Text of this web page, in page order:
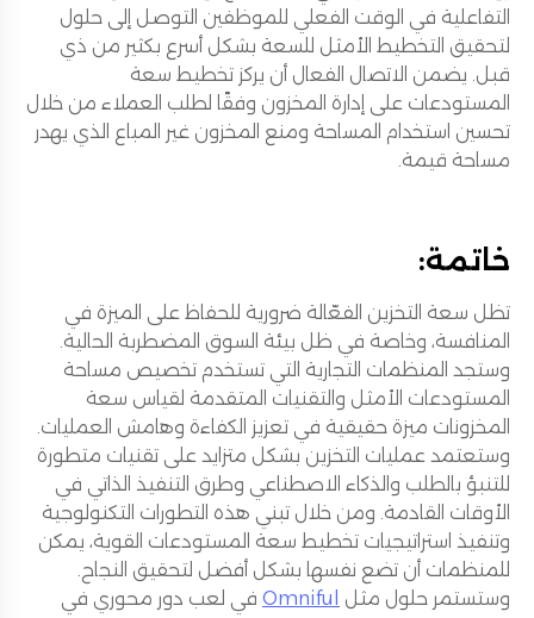
التفاعلية في الوقت الفعلي للموظفين التوصل إلى حلول
لتحقيق التخطيط الأمثل للسعة بشكل أسرع بكثير من ذي
قبل. يضمن الاتصال الفعال أن يركز تخطيط سعة
المستودعات على إدارة المخزون وفقًا لطلب العملاء من خلال
تحسين استخدام المساحة ومنع المخزون غير المباع الذي يهدر
مساحة قيمة.
خاتمة:
تظل سعة التخزين الفعّالة ضرورية للحفاظ على الميزة في
المنافسة، وخاصة في ظل بيئة السوق المضطربة الحالية.
وستجد المنظمات التجارية التي تستخدم تخصيص مساحة
المستودعات الأمثل والتقنيات المتقدمة لقياس سعة
المخزونات ميزة حقيقية في تعزيز الكفاءة وهامش العمليات.
وستعتمد عمليات التخزين بشكل متزايد على تقنيات متطورة
للتنبؤ بالطلب والذكاء الاصطناعي وطرق التنفيذ الذاتي في
الأوقات القادمة. ومن خلال تبني هذه التطورات التكنولوجية
وتنفيذ استراتيجيات تخطيط سعة المستودعات القوية، يمكن
للمنظمات أن تضع نفسها بشكل أفضل لتحقيق النجاح.
وستستمر حلول مثل
Omniful في لعب دور محوري في